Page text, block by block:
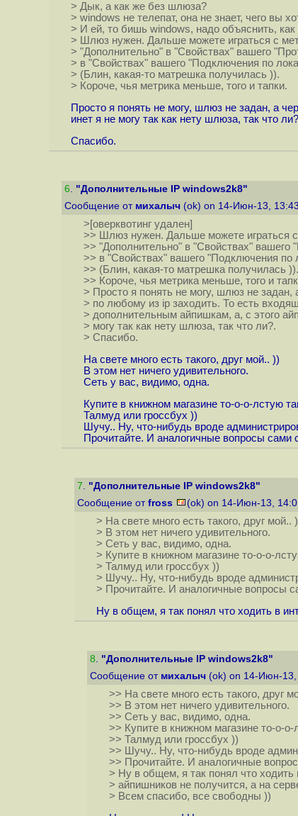
> Дык, а как же без шлюза?
> windows не телепат, она не знает, чего вы
> И ей, то бишь windows, надо объяснить, как
> Шлюз нужен. Дальше можете играться с
> "Дополнительно" в "Свойствах" вашего
> в "Свойствах" вашего "Подключения по
> (Блин, какая-то матрешка получилась )).
> Короче, чья метрика меньше, того и тапки.
Просто я понять не могу, шлюз не задан, а
инет я не могу так как нету шлюза, так что
Спасибо.
6. "Дополнительные IP windows2k8"
Сообщение от михалыч (ok) on 14-Июн-13, 13:43
>[оверквотинг удален]
>> Шлюз нужен. Дальше можете играться с
>> "Дополнительно" в "Свойствах" вашего
>> в "Свойствах" вашего "Подключения по
>> (Блин, какая-то матрешка получилась )).
>> Короче, чья метрика меньше, того и
> Просто я понять не могу, шлюз не задан,
> по любому из ip заходить. То есть
> дополнительным айпишкам, а, с этого
> могу так как нету шлюза, так что ли?.
> Спасибо.
На свете много есть такого, друг мой.. ))
В этом нет ничего удивительного.
Сеть у вас, видимо, одна.
Купите в книжном магазине то-о-о-лстую
Талмуд или гроссбух ))
Шучу.. Ну, что-нибудь вроде
Прочитайте. И аналогичные вопросы сами
7. "Дополнительные IP windows2k8"
Сообщение от fross (ok) on 14-Июн-13,
> На свете много есть такого, друг мой..
> В этом нет ничего удивительного.
> Сеть у вас, видимо, одна.
> Купите в книжном магазине то-о-о-
> Талмуд или гроссбух ))
> Шучу.. Ну, что-нибудь вроде
> Прочитайте. И аналогичные вопросы
Ну в общем, я так понял что ходить в
8. "Дополнительные IP windows2k8"
Сообщение от михалыч (ok) on 14-Июн-13,
>> На свете много есть такого, друг
>> В этом нет ничего удивительного.
>> Сеть у вас, видимо, одна.
>> Купите в книжном магазине то-о-о-
>> Талмуд или гроссбух ))
>> Шучу.. Ну, что-нибудь вроде
>> Прочитайте. И аналогичные
> Ну в общем, я так понял что ходить
> айпишников не получится, а на
> Всем спасибо, все свободны ))